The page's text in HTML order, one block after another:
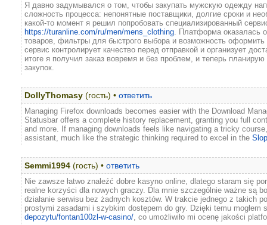
Я давно задумывался о том, чтобы закупать мужскую одежду
сложность процесса: непонятные поставщики, долгие сроки и
какой-то момент я решил попробовать специализированный
https://turanline.com/ru/men/mens_clothing. Платформа оказалась
товаров, фильтры для быстрого выбора и возможность оформить
сервис контролирует качество перед отправкой и организует
итоге я получил заказ вовремя и без проблем, и теперь
закупок.
DollyThomasy (гость) • ответить
Managing Firefox downloads becomes easier with the Download
Statusbar offers a complete history replacement, granting you full
and more. If managing downloads feels like navigating a tricky
assistant, much like the strategic thinking required to excel in the
Semmi1994 (гость) • ответить
Nie zawsze łatwo znaleźć dobre kasyno online, dlatego staram się
realne korzyści dla nowych graczy. Dla mnie szczególnie ważne są
działanie serwisu bez żadnych kosztów. W trakcie jednego z takich
prostymi zasadami i szybkim dostępem do gry. Dzięki temu
depozytu/fontan100zl-w-casino/, co umożliwiło mi ocenę jakości